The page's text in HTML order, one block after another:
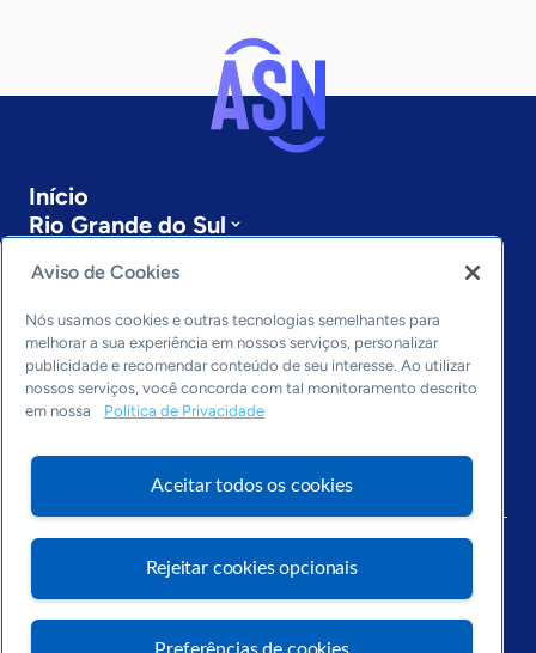
Início
Rio Grande do Sul
Últimas notícias
Entre em contato
Editorias
Economia & Política
Inovação & Tecnologia
Aviso de Cookies
Nós usamos cookies e outras tecnologias semelhantes para
melhorar a sua experiência em nossos serviços, personalizar
publicidade e recomendar conteúdo de seu interesse. Ao utilizar
nossos serviços, você concorda com tal monitoramento descrito
em nossa
Política de Privacidade
Aceitar todos os cookies
Rejeitar cookies opcionais